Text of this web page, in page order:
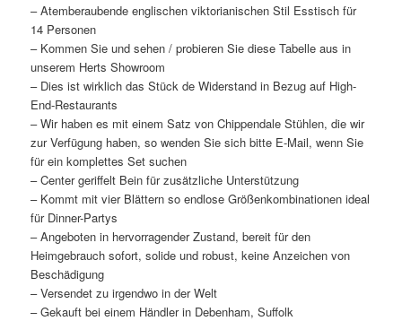
– Atemberaubende englischen viktorianischen Stil Esstisch für
14 Personen
– Kommen Sie und sehen / probieren Sie diese Tabelle aus in
unserem Herts Showroom
– Dies ist wirklich das Stück de Widerstand in Bezug auf High-
End-Restaurants
– Wir haben es mit einem Satz von Chippendale Stühlen, die wir
zur Verfügung haben, so wenden Sie sich bitte E-Mail, wenn Sie
für ein komplettes Set suchen
– Center geriffelt Bein für zusätzliche Unterstützung
– Kommt mit vier Blättern so endlose Größenkombinationen ideal
für Dinner-Partys
– Angeboten in hervorragender Zustand, bereit für den
Heimgebrauch sofort, solide und robust, keine Anzeichen von
Beschädigung
– Versendet zu irgendwo in der Welt
– Gekauft bei einem Händler in Debenham, Suffolk